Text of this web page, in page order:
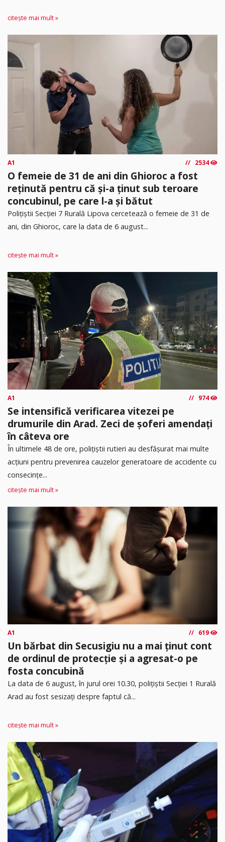
citește mai mult »
A1 2534
O femeie de 31 de ani din Ghioroc a fost
reținută pentru că și-a ținut sub teroare
concubinul, pe care l-a și bătut
​Polițiștii Secției 7 Rurală Lipova cercetează o femeie de 31 de
ani, din Ghioroc, care la data de 6 august...
citește mai mult »
A1 974
Se intensifică verificarea vitezei pe
drumurile din Arad. Zeci de șoferi amendați
în câteva ore
În ultimele 48 de ore, polițiștii rutieri au desfășurat mai multe
acțiuni pentru prevenirea cauzelor generatoare de accidente cu
consecințe...
citește mai mult »
A1 619
Un bărbat din Secusigiu nu a mai ținut cont
de ordinul de protecție și a agresat-o pe
fosta concubină
​La data de 6 august, în jurul orei 10.30, polițiștii Secției 1 Rurală
Arad au fost sesizați despre faptul că...
citește mai mult »